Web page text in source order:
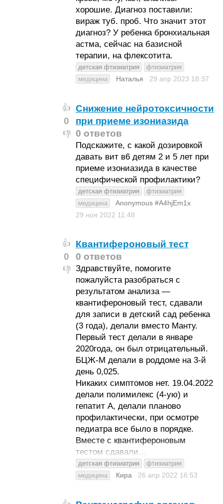
хорошие. Диагноз поставили:
вираж туб. проб. Что значит этот
диагноз? У ребенка бронхиальная
астма, сейчас на базисной
терапии, на флексотита.
детская фтизиатрия
фтизиатрия
медицина
Наталья 29 апр 2023 18:37
👍
0
👎
Снижение нейротоксичности
при приеме изониазида
0 ответов
Подскажите, с какой дозировкой
давать вит в6 детям 2 и 5 лет при
приеме изониазида в качестве
специфической профилактики?
детская фтизиатрия
фтизиатрия
медицина
Anonymous #A4hjEm1x
29 ноя 2022 11:48
👍
0
👎
Квантифероновый тест
0 ответов
Здравствуйте, помогите
пожалуйста разобраться с
результатом анализа —
квантифероновый тест, сдавали
для записи в детский сад ребенка
(3 года), делали вместо Манту.
Первый тест делали в январе
2020года, он был отрицательный.
БЦЖ-М делали в роддоме на 3-й
день 0,025.
Никаких симптомов нет. 19.04.2022
делали полимилекс (4-ую) и
гепатит А, делали планово
профилактически, при осмотре
педиатра все было в порядке.
Вместе с квантифероновым
тестом сдавали…
детская фтизиатрия
фтизиатрия
медицина
Кира 26 апр 2022 16:53